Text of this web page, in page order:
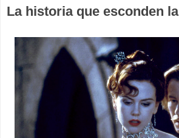
La historia que esconden